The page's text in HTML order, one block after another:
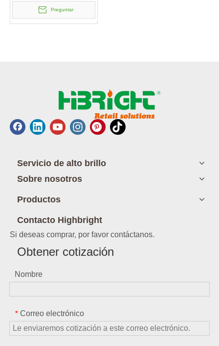
Preguntar
Servicio de alto brillo
Sobre nosotros
Productos
Contacto Highbright
Si deseas comprar, por favor contáctanos.
Obtener cotización
Nombre
* Correo electrónico